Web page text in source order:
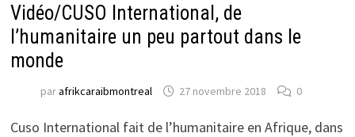
Vidéo/CUSO International, de
l’humanitaire un peu partout dans le
monde
parafrikcaraibmontreal 27 novembre 2018 0
Cuso International fait de l’humanitaire en Afrique, dans